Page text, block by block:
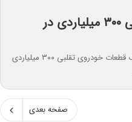
کشف قطعات خودروی تقلبی ۳۰۰ ميلياردی در
فرمانده انتظامی غرب استان تهران از کشف قطعات خودروی تقلبی ۳۰۰ ميلياردی
صفحه بعدی